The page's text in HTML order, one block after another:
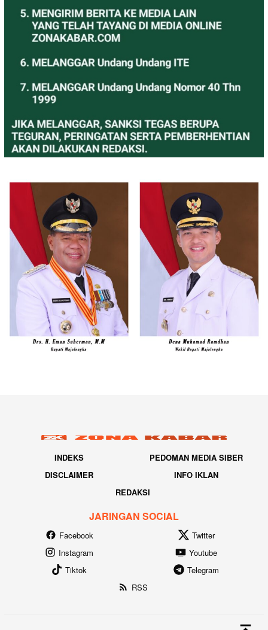
INDEKS
PEDOMAN MEDIA SIBER
DISCLAIMER
INFO IKLAN
REDAKSI
JARINGAN SOCIAL
Facebook
Twitter
Instagram
Youtube
Tiktok
Telegram
RSS